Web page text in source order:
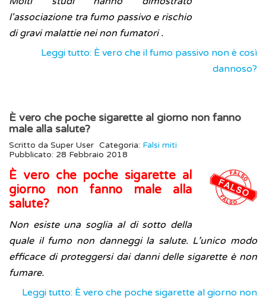
l'associazione tra fumo passivo e rischio
di gravi malattie nei non fumatori .
Leggi tutto: È vero che il fumo passivo non è così
dannoso?
È vero che poche sigarette al giorno non fanno
male alla salute?
Scritto da Super User Categoria: Falsi miti
Pubblicato: 28 Febbraio 2018
È vero che poche sigarette al
giorno non fanno male alla
salute?
Non esiste una soglia al di sotto della
quale il fumo non danneggi la salute. L’unico modo
efficace di proteggersi dai danni delle sigarette è non
fumare.
Leggi tutto: È vero che poche sigarette al giorno non